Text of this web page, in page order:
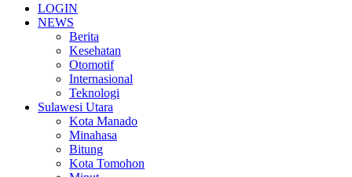
LOGIN
NEWS
Berita
Kesehatan
Otomotif
Internasional
Teknologi
Sulawesi Utara
Kota Manado
Minahasa
Bitung
Kota Tomohon